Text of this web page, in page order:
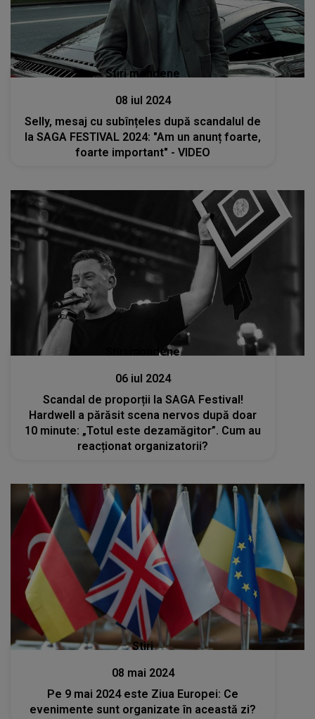
Stiri mondene
08 iul 2024
Selly, mesaj cu subînțeles după scandalul de
la SAGA FESTIVAL 2024: "Am un anunț foarte,
foarte important" - VIDEO
Stiri mondene
06 iul 2024
Scandal de proporții la SAGA Festival!
Hardwell a părăsit scena nervos după doar
10 minute: „Totul este dezamăgitor”. Cum au
reacționat organizatorii?
Stiri
08 mai 2024
Pe 9 mai 2024 este Ziua Europei: Ce
evenimente sunt organizate în această zi?